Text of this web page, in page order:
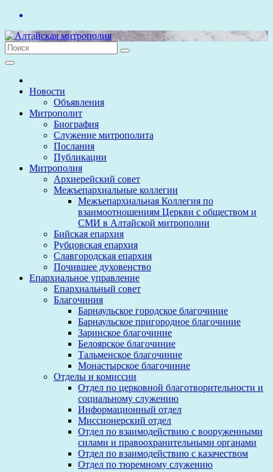
Перейти
содержимому
Новости
Объявления
Митрополит
Биография
Служение митрополита
Послания
Публикации
Митрополия
Архиерейский совет
Межъепархиальные коллегии
Межъепархиальная Коллегия по
взаимоотношениям Церкви с обществом и
СМИ в Алтайской митрополии
Бийская епархия
Рубцовская епархия
Славгородская епархия
Почившее духовенство
Епархиальное управление
Епархиальный совет
Благочиния
Барнаульское городское благочиние
Барнаульское пригородное благочиние
Заринское благочиние
Белоярское благочиние
Тальменское благочиние
Монастырское благочиние
Отделы и комиссии
Отдел по церковной благотворительности и
социальному служению
Информационный отдел
Миссионерский отдел
Отдел по взаимодействию с вооруженными
силами и правоохранительными органами
Отдел по взаимодействию с казачеством
Отдел по тюремному служению